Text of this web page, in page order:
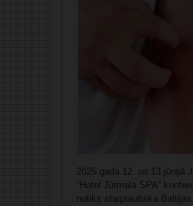
2025.gada 12. un 13.jūnijā
“Hotel Jūrmala SPA”
notiks starptautiska Baltijas